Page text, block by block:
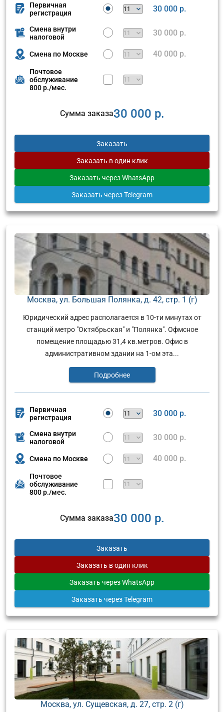
Первичная
регистрация
30 000 р.
Смена внутри
налоговой
30 000 р.
Смена по Москве 40 000 р.
Почтовое
обслуживание
800 р./мес.
Сумма заказа30 000 р.
Заказать
Заказать в один клик
Заказать через WhatsApp
Заказать через Telegram
Москва, ул. Большая Полянка, д. 42, стр. 1 (г)
Юридический адрес располагается в 10-ти минутах от
станций метро "Октябрьская" и "Полянка". Офмсное
помещение площадью 31,4 кв.метров. Офис в
административном здании на 1-ом эта...
Подробнее
Первичная
регистрация
30 000 р.
Смена внутри
налоговой
30 000 р.
Смена по Москве 40 000 р.
Почтовое
обслуживание
800 р./мес.
Сумма заказа30 000 р.
Заказать
Заказать в один клик
Заказать через WhatsApp
Заказать через Telegram
Москва, ул. Сущевская, д. 27, стр. 2 (г)